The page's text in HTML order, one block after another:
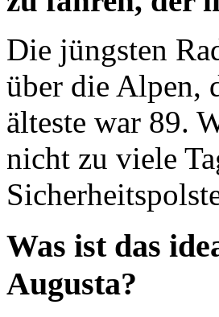
Die jüngsten
über die Alpen,
älteste war 89.
nicht zu viele
Was ist das
Augusta?